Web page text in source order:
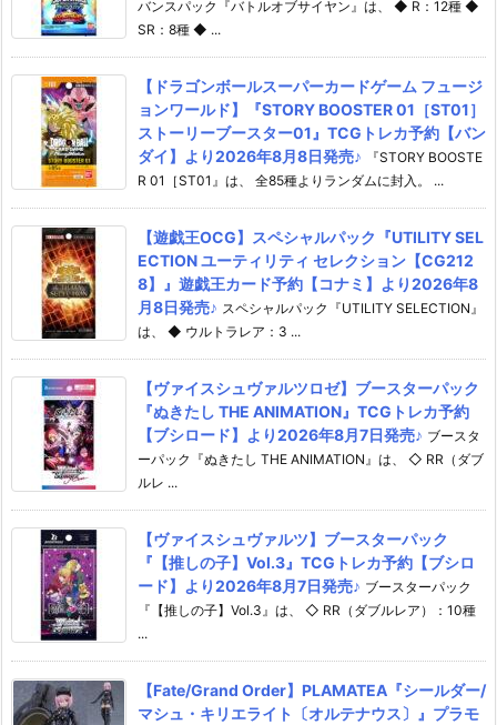
バンスパック『バトルオブサイヤン』は、 ◆ R：12種 ◆
SR：8種 ◆ ...
【ドラゴンボールスーパーカードゲーム フュージ
ョンワールド】『STORY BOOSTER 01［ST01］
ストーリーブースター01』TCGトレカ予約【バン
ダイ】より2026年8月8日発売♪
『STORY BOOSTE
R 01［ST01』は、 全85種よりランダムに封入。 ...
【遊戯王OCG】スペシャルパック『UTILITY SEL
ECTION ユーティリティ セレクション【CG212
8】』遊戯王カード予約【コナミ】より2026年8
月8日発売♪ スペシャルパック『UTILITY SELECTION』
は、 ◆ ウルトラレア：3 ...
【ヴァイスシュヴァルツロゼ】ブースターパック
『ぬきたし THE ANIMATION』TCGトレカ予約
【ブシロード】より2026年8月7日発売♪ ブースタ
ーパック『ぬきたし THE ANIMATION』は、 ◇ RR（ダブ
ルレ ...
【ヴァイスシュヴァルツ】ブースターパック
『【推しの子】Vol.3』TCGトレカ予約【ブシロ
ード】より2026年8月7日発売♪ ブースターパック
『【推しの子】Vol.3』は、 ◇ RR（ダブルレア）：10種
...
【Fate/Grand Order】PLAMATEA『シールダー/
マシュ・キリエライト〔オルテナウス〕』プラモ